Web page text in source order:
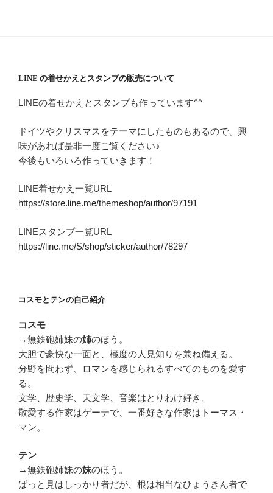
LINE の着せかえとスタンプの販売について
LINEの着せかえとスタンプも作っています^^
ドイツやクリスマスをテーマにしたものもあるので、興
味があれば是非一度ご覧ください♪
今後もいろいろ作っていきます！
LINE着せかえ一覧URL
https://store.line.me/themeshop/author/97191
LINEスタンプ一覧URL
https://line.me/S/shop/sticker/author/78297
コスモとテンの自己紹介
コスモ
→無鉄砲姉妹の姉のほう。
大胆で豪快な一面と、極度の人見知りを兼ね備える。
分野を問わず、ロマンを感じられるすべてのものを愛す
る。
文学、歴史学、天文学、音楽はとりわけ好き。
敬愛する作家はゲーテで、一番好きな作家はトーマス・
マン。
テン
→無鉄砲姉妹の妹のほう。
ぱっと見はしっかり者だが、根は相当なひょうきん者で